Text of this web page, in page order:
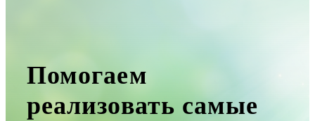
Помогаем
реализовать самые